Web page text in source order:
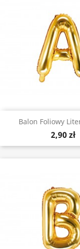
Balon Foliowy
2,90 zł